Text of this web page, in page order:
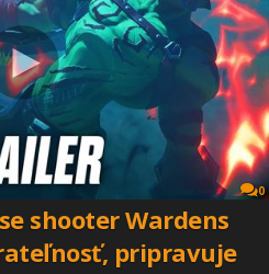
0
shooter Wardens
pripravuje